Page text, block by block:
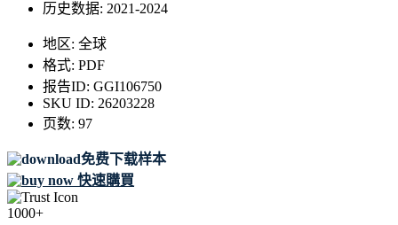
历史数据: 2021-2024
地区: 全球
格式: PDF
报告ID: GGI106750
SKU ID: 26203228
页数: 97
免费下载样本
快速購買
1000+